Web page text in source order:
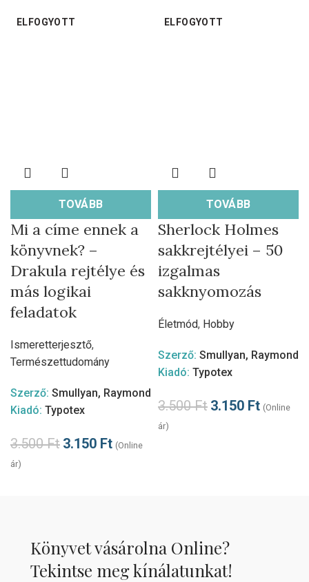
ELFOGYOTT
TOVÁBB
Mi a címe ennek a
könyvnek? –
Drakula rejtélye és
más logikai
feladatok
Ismeretterjesztő,
Természettudomány
Szerző: Smullyan, Raymond
Kiadó: Typotex
3.500Ft 3.150 Ft (Online
ár)
ELFOGYOTT
TOVÁBB
Sherlock Holmes
sakkrejtélyei – 50
izgalmas
sakknyomozás
Életmód, Hobby
Szerző: Smullyan, Raymond
Kiadó: Typotex
3.500Ft 3.150 Ft (Online
ár)
Könyvet vásárolna Online?
Tekintse meg kínálatunkat!